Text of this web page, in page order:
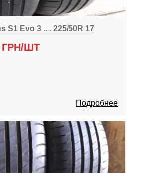
S1 Evo 3 .. . 225/50R 17
ГРН/ШТ
Подробнее